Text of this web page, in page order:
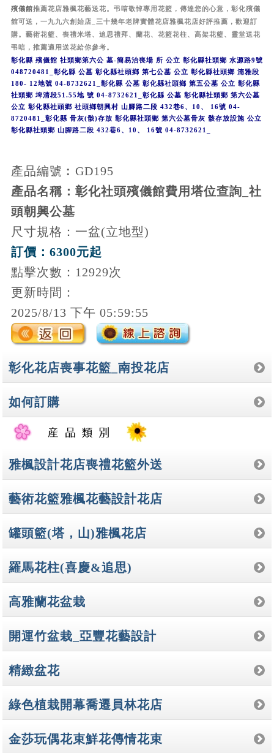
殯儀館推薦花店雅楓花藝送花。弔唁敬悼專用花籃，傳達您的心意，彰化殯儀
館可送，一九九六創始店_三十幾年老牌實體花店雅楓花店好評推薦，歡迎訂
購。藝術花籃、喪禮米塔、追思禮拜、蘭花、花籃花柱、高架花籃、靈堂送花
弔唁，推薦適用送花給你參考。
彰化縣 殯儀館 社頭鄉第六公 墓-簡易治喪場 所 公立 彰化縣社頭鄉 水源路9號
048720481_彰化縣 公墓 彰化縣社頭鄉 第七公墓 公立 彰化縣社頭鄉 湳雅段
180- 12地號 04-8732621_彰化縣 公墓 彰化縣社頭鄉 第五公墓 公立 彰化縣
社頭鄉 埤清段51.55地 號 04-8732621_彰化縣 公墓 彰化縣社頭鄉 第六公墓
公立 彰化縣社頭鄉 社頭鄉朝興村 山腳路二段 432巷6、10、 16號 04-
8720481_彰化縣 骨灰(骸)存放 彰化縣社頭鄉 第六公墓骨灰 骸存放設施 公立
彰化縣社頭鄉 山腳路二段 432巷6、10、 16號 04-8732621_
產品編號︰GD195
產品名稱：彰化社頭殯儀館費用塔位查詢_社
頭朝興公墓
尺寸規格：一盆(立地型)
訂價：6300元起
點擊次數：12929次
更新時間：
2025/8/13 下午 05:59:55
彰化花店喪事花籃_南投花店
如何訂購
雅楓設計花店喪禮花籃外送
藝術花籃雅楓花藝設計花店
罐頭籃(塔，山)雅楓花店
羅馬花柱(喜慶&追思)
高雅蘭花盆栽
開運竹盆栽_亞豐花藝設計
精緻盆花
綠色植栽開幕喬遷員林花店
金莎玩偶花束鮮花傳情花束